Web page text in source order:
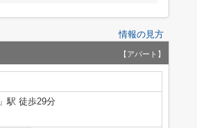
情報の見方
【アパート】
」駅 徒歩29分